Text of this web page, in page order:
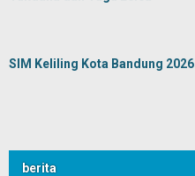
SIM Keliling Kota Bandung 2026
berita